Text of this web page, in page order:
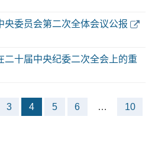
央委员会第二次全体会议公报
二十届中央纪委二次全会上的重
3 4 5 6 … 10